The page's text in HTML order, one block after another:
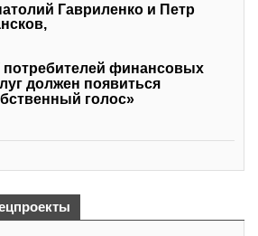
Гавриленко и Петр
потребителей финансовых
должен появиться
голос»